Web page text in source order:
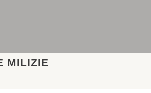
MILIZIE